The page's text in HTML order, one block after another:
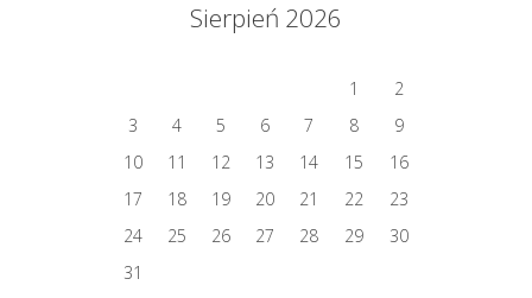
Sierpień 2026
1
2
3
4 5 6 7 8
9
10
11 12 13 14 15
16
17
18 19 20 21 22
23
24
25 26 27 28 29
30
31